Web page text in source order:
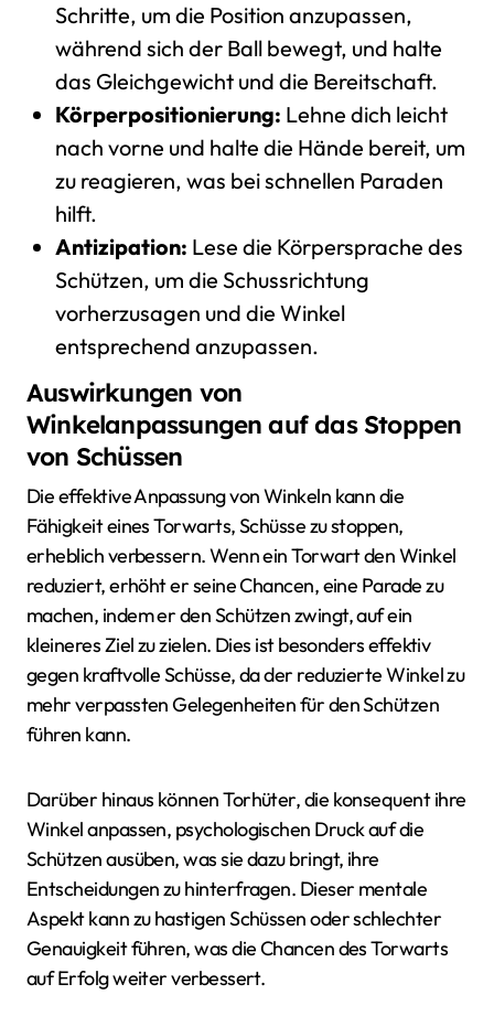
Schritte, um die Position anzupassen,
während sich der Ball bewegt, und halte
das Gleichgewicht und die Bereitschaft.
Körperpositionierung: Lehne dich leicht
nach vorne und halte die Hände bereit, um
zu reagieren, was bei schnellen Paraden
hilft.
Antizipation: Lese die Körpersprache des
Schützen, um die Schussrichtung
vorherzusagen und die Winkel
entsprechend anzupassen.
Auswirkungen von
Winkelanpassungen auf das Stoppen
von Schüssen
Die effektive Anpassung von Winkeln kann die
Fähigkeit eines Torwarts, Schüsse zu stoppen,
erheblich verbessern. Wenn ein Torwart den Winkel
reduziert, erhöht er seine Chancen, eine Parade zu
machen, indem er den Schützen zwingt, auf ein
kleineres Ziel zu zielen. Dies ist besonders effektiv
gegen kraftvolle Schüsse, da der reduzierte Winkel zu
mehr verpassten Gelegenheiten für den Schützen
führen kann.
Darüber hinaus können Torhüter, die konsequent ihre
Winkel anpassen, psychologischen Druck auf die
Schützen ausüben, was sie dazu bringt, ihre
Entscheidungen zu hinterfragen. Dieser mentale
Aspekt kann zu hastigen Schüssen oder schlechter
Genauigkeit führen, was die Chancen des Torwarts
auf Erfolg weiter verbessert.